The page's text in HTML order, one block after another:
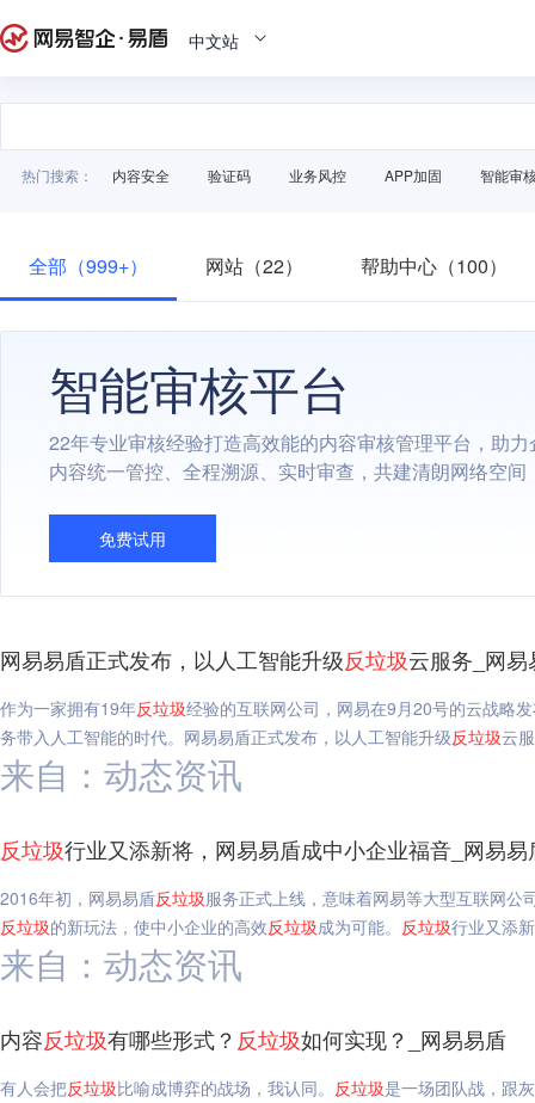
中文站
热门搜索： 内容安全 验证码 业务风控 APP加固 智能审
全部（999+） 网站（22） 帮助中心（100）
智能审核平台
22年专业审核经验打造高效能的内容审核管理平台，助
内容统一管控、全程溯源、实时审查，共建清朗网络空间
免费试用
网易易盾正式发布，以人工智能升级反垃圾云服务_网易
作为一家拥有19年反垃圾经验的互联网公司，网易在9月20号的云战略
务带入人工智能的时代。网易易盾正式发布，以人工智能升级反垃圾云
来自：动态资讯
反垃圾行业又添新将，网易易盾成中小企业福音_网易易
2016年初，网易易盾反垃圾服务正式上线，意味着网易等大型互联网公
反垃圾的新玩法，使中小企业的高效反垃圾成为可能。 反垃圾行业又添
来自：动态资讯
内容反垃圾有哪些形式？ 反垃圾如何实现？_网易易盾
有人会把反垃圾比喻成博弈的战场，我认同。 反垃圾是一场团队战，跟